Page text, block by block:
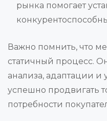
рынка помогает
Важно помнить, что
статичный процесс.
анализа, адаптации и
успешно продвигать
потребности